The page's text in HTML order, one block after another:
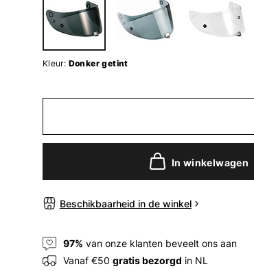
Kleur: Donker getint
In winkelwagen
Beschikbaarheid in de winkel
97% van onze klanten beveelt ons aan
Vanaf €50 gratis bezorgd in NL